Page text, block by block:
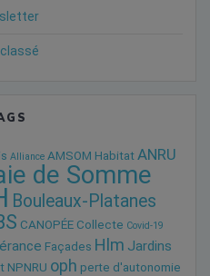
classé
Alliance AMSOM Habitat ANRU
de Somme
Bouleaux-Platanes
CANOPÉE Collecte Covid-19
Façades Hlm Jardins
NPNRU oph perte d'autonomie